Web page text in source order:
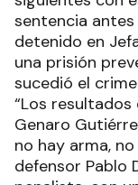
sentencia
detenido en
una prisión
sucedió el
“Los
Genaro
no hay arma,
defensor Pablo